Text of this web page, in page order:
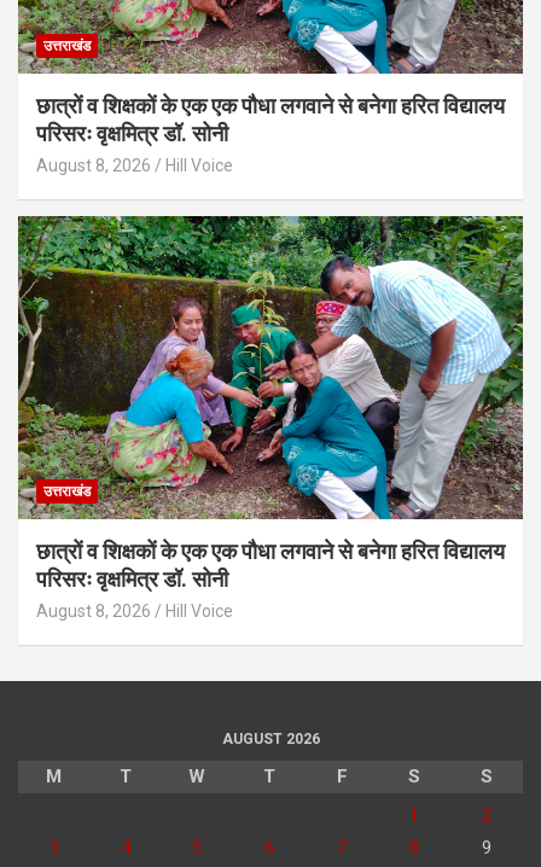
उत्तराखंड
छात्रों व शिक्षकों के एक एक पौधा लगवाने से बनेगा हरित विद्यालय
परिसरः वृक्षमित्र डॉ. सोनी
August 8, 2026 Hill Voice
उत्तराखंड
छात्रों व शिक्षकों के एक एक पौधा लगवाने से बनेगा हरित विद्यालय
परिसरः वृक्षमित्र डॉ. सोनी
August 8, 2026 Hill Voice
AUGUST 2026
M T W T F S
S
1
2
3
4 5 6 7 8 9